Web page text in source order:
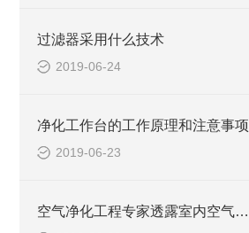
过滤器采用什么技术
2019-06-24
净化工作台的工作原理和注意事项
2019-06-23
空气净化工程专家透露室内空气污染的几大因素